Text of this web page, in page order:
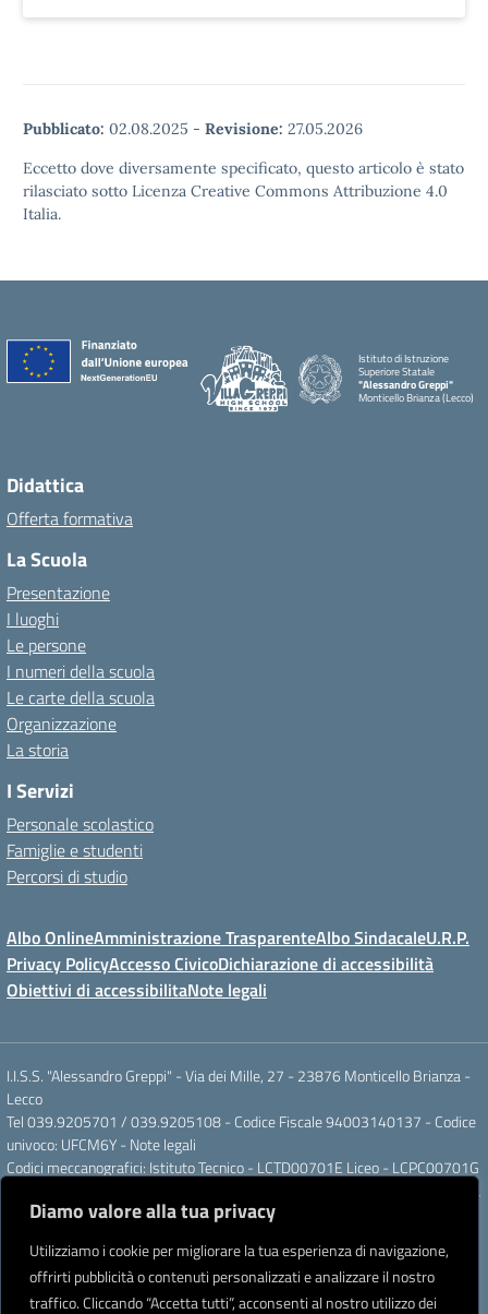
Diamo valore alla tua privacy
Utilizziamo i cookie per migliorare la tua esperienza di navigazione,
offrirti pubblicità o contenuti personalizzati e analizzare il nostro
traffico. Cliccando “Accetta tutti”, acconsenti al nostro utilizzo dei
Pubblicato: 02.08.2025 - Revisione: 27.05.2026
Eccetto dove diversamente specificato, questo articolo è stato
rilasciato sotto Licenza Creative Commons Attribuzione 4.0
Italia.
Istituto di Istruzione
Superiore Statale
"Alessandro Greppi"
Monticello Brianza (Lecco)
Didattica
Offerta formativa
La Scuola
Presentazione
I luoghi
Le persone
I numeri della scuola
Le carte della scuola
Organizzazione
La storia
I Servizi
Personale scolastico
Famiglie e studenti
Percorsi di studio
Albo OnlineAmministrazione TrasparenteAlbo SindacaleU.R.P.
Privacy PolicyAccesso CivicoDichiarazione di accessibilità
Obiettivi di accessibilitaNote legali
I.I.S.S. "Alessandro Greppi" - Via dei Mille, 27 - 23876 Monticello Brianza -
Lecco
Tel 039.9205701 / 039.9205108 - Codice Fiscale 94003140137 - Codice
univoco: UFCM6Y - Note legali
Codici meccanografici: Istituto Tecnico - LCTD00701E Liceo - LCPC00701G
Posta elettronica ordinaria: LCIS007008@ISTRUZIONE.IT Posta elettronica
certificata: LCIS007008@PEC.ISTRUZIONE.IT
Intestato a: Istituto di Istruzione Secondaria Superiore A. Greppi
Partner tecnologicoCreative Software Lab S.r.l.